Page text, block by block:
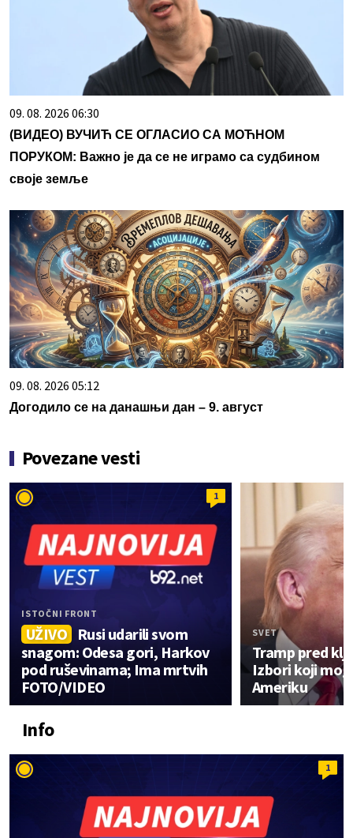
09. 08. 2026 06:30
(ВИДЕО) ВУЧИЋ СЕ ОГЛАСИО СА МОЋНОМ
ПОРУКОМ: Важно је да се не играмо са судбином
своје земље
09. 08. 2026 05:12
Догодило се на данашњи дан – 9. август
Povezane vesti
1
ISTOČNI FRONT
UŽIVO Rusi udarili svom
snagom: Odesa gori, Harkov
pod ruševinama; Ima mrtvih
FOTO/VIDEO
SVET
Tramp pred
Izbori koji
Ameriku
Info
1